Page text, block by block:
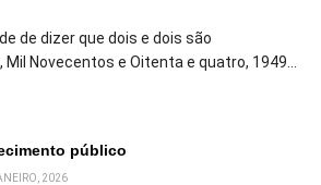
de dizer que dois e dois são
Novecentos e Oitenta e quatro, 1949...
público
2026